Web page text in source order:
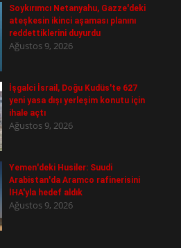
Soykırımcı Netanyahu, Gazze'deki
ateşkesin ikinci aşaması planını
reddettiklerini duyurdu
Ağustos 9, 2026
İşgalci İsrail, Doğu Kudüs'te 627
yeni yasa dışı yerleşim konutu için
ihale açtı
Ağustos 9, 2026
Yemen'deki Husiler: Suudi
Arabistan'da Aramco rafinerisini
İHA'yla hedef aldık
Ağustos 9, 2026